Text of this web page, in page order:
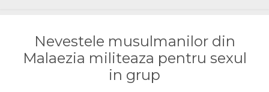
Nevestele musulmanilor din
Malaezia militeaza pentru sexul
in grup